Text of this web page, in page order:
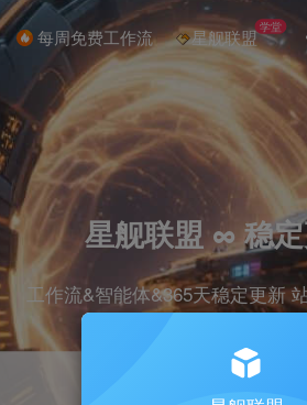
每周免费工作流 星舰联盟学堂
星舰联盟 ∞ 稳
工作流&智能体&365天稳定更新